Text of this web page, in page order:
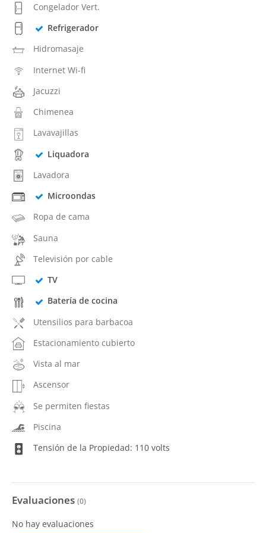
Congelador Vert.
Refrigerador
Hidromasaje
Internet Wi-fi
Jacuzzi
Chimenea
Lavavajillas
Liquadora
Lavadora
Microondas
Ropa de cama
Sauna
Televisión por cable
TV
Batería de cocina
Utensilios para barbacoa
Estacionamiento cubierto
Vista al mar
Ascensor
Se permiten fiestas
Piscina
Tensión de la Propiedad: 110 volts
Evaluaciones (0)
No hay evaluaciones